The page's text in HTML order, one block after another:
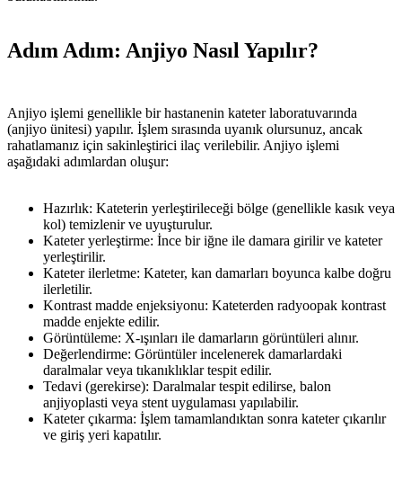
Adım Adım: Anjiyo Nasıl Yapılır?
Anjiyo işlemi genellikle bir hastanenin kateter laboratuvarında
(anjiyo ünitesi) yapılır. İşlem sırasında uyanık olursunuz, ancak
rahatlamanız için sakinleştirici ilaç verilebilir. Anjiyo işlemi
aşağıdaki adımlardan oluşur:
Hazırlık: Kateterin yerleştirileceği bölge (genellikle kasık veya
kol) temizlenir ve uyuşturulur.
Kateter yerleştirme: İnce bir iğne ile damara girilir ve kateter
yerleştirilir.
Kateter ilerletme: Kateter, kan damarları boyunca kalbe doğru
ilerletilir.
Kontrast madde enjeksiyonu: Kateterden radyoopak kontrast
madde enjekte edilir.
Görüntüleme: X-ışınları ile damarların görüntüleri alınır.
Değerlendirme: Görüntüler incelenerek damarlardaki
daralmalar veya tıkanıklıklar tespit edilir.
Tedavi (gerekirse): Daralmalar tespit edilirse, balon
anjiyoplasti veya stent uygulaması yapılabilir.
Kateter çıkarma: İşlem tamamlandıktan sonra kateter çıkarılır
ve giriş yeri kapatılır.